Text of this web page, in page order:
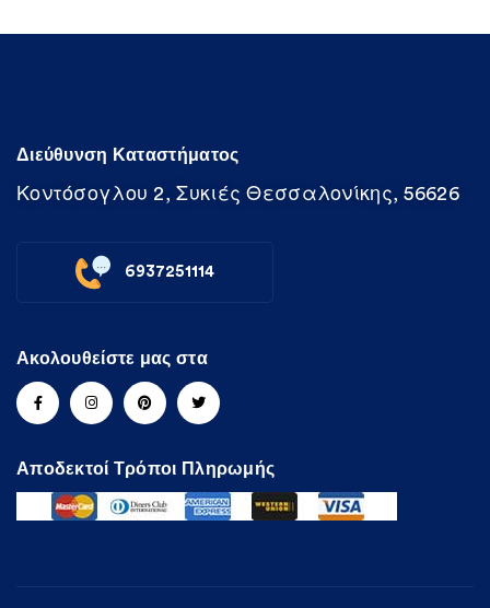
Διεύθυνση Καταστήματος
Κοντόσογλου 2, Συκιές Θεσσαλονίκης, 56626
6937251114
Ακολουθείστε μας στα
Αποδεκτοί Τρόποι Πληρωμής